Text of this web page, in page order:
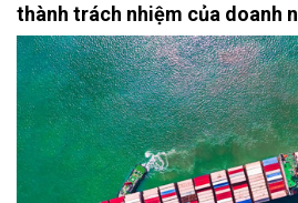
thành trách nhiệm của doanh